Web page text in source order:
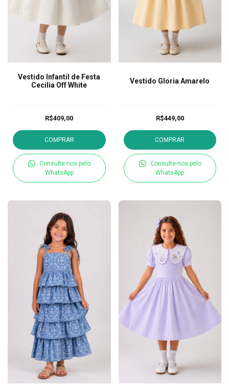
Vestido Infantil de Festa
Cecilia Off White
R$409,00
COMPRAR
Consulte-nos pelo
WhatsApp
Vestido Gloria Amarelo
R$449,00
COMPRAR
Consulte-nos pelo
WhatsApp